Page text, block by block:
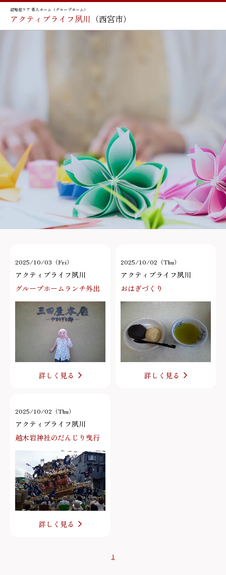
認知症ケア 老人ホーム（グループホーム）
アクティブライフ夙川 （西宮市）
2025/10/03（Fri）
アクティブライフ夙川
グループホームランチ外出
詳しく見る
2025/10/02（Thu）
アクティブライフ夙川
おはぎづくり
詳しく見る
2025/10/02（Thu）
アクティブライフ夙川
越木岩神社のだんじり曳行
詳しく見る
1